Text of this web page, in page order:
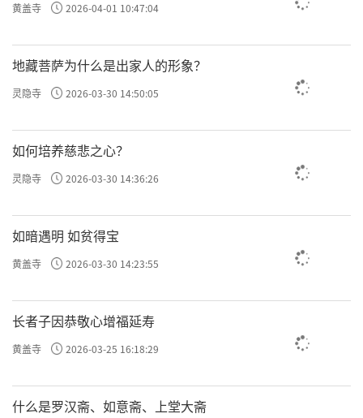
黄盖寺 2026-04-01 10:47:04
地藏菩萨为什么是出家人的形象？
灵隐寺 2026-03-30 14:50:05
如何培养慈悲之心？
灵隐寺 2026-03-30 14:36:26
如暗遇明 如贫得宝
黄盖寺 2026-03-30 14:23:55
长者子因恭敬心增福延寿
黄盖寺 2026-03-25 16:18:29
什么是罗汉斋、如意斋、上堂大斋